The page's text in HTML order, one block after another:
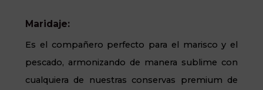
Maridaje:
Es el compañero perfecto para el marisco y el
pescado, armonizando de manera sublime con
cualquiera de nuestras conservas premium de